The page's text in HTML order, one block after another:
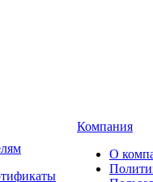
Компания
О